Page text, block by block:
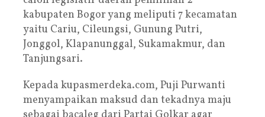
kabupaten Bogor yang meliputi 7 kecamatan
yaitu Cariu, Cileungsi, Gunung Putri,
Jonggol, Klapanunggal, Sukamakmur, dan
Tanjungsari.
Kepada kupasmerdeka.com, Puji Purwanti
menyampaikan maksud dan tekadnya maju